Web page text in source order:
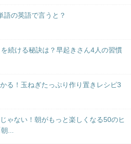
語の英語で言うと？
続ける秘訣は？早起きさん4人の習慣
る！玉ねぎたっぷり作り置きレシピ3
ゃない！朝がもっと楽しくなる50のヒ
...